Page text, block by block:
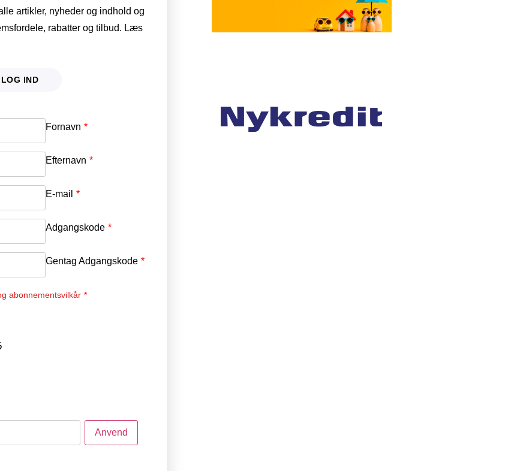
artikler, nyheder og indhold og
rabatter og tilbud. Læs
LOG IND
Fornavn *
Efternavn *
E-mail *
Adgangskode *
Gentag Adgangskode *
abonnementsvilkår *
E-mail
Adgangskode